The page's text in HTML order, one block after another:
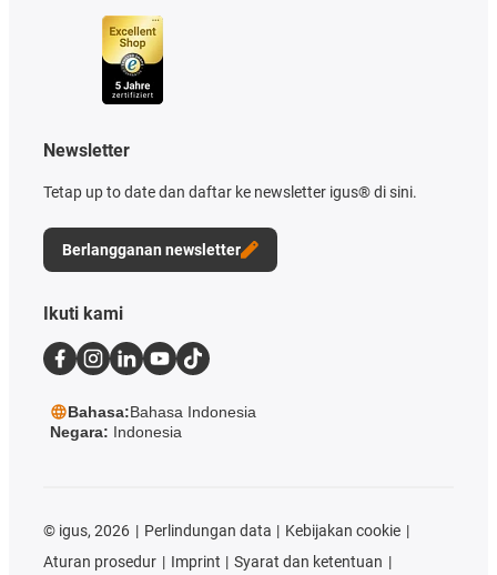
Newsletter
Tetap up to date dan daftar ke newsletter igus® di sini.
Berlangganan newsletter
Ikuti kami
Bahasa:Bahasa Indonesia
Negara: Indonesia
© igus, 2026 Perlindungan data
Kebijakan cookie
Aturan prosedur
Imprint
Syarat dan ketentuan